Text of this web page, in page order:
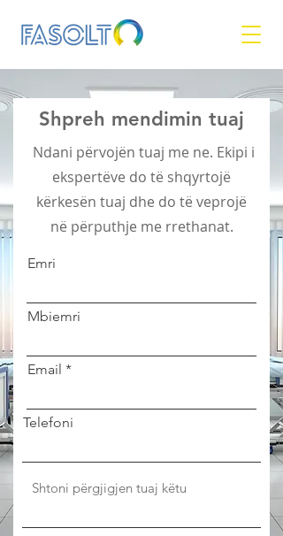
Shpreh mendimin tuaj
Ndani përvojën tuaj me ne. Ekipi i
ekspertëve do të shqyrtojë
kërkesën tuaj dhe do të veprojë
në përputhje me rrethanat.
Emri
Mbiemri
Email
Telefoni